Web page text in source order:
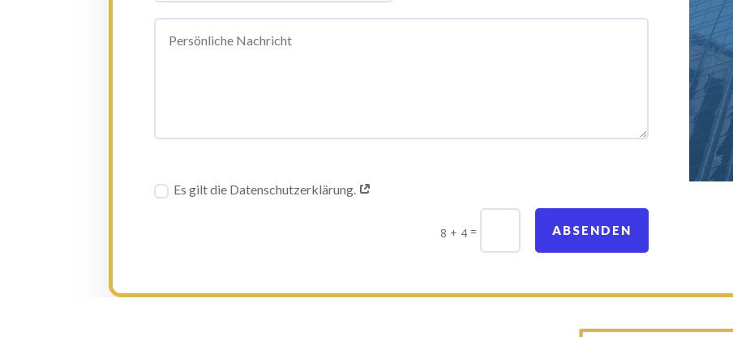
Es gilt die Datenschutzerklärung.
8 + 4= ABSENDEN